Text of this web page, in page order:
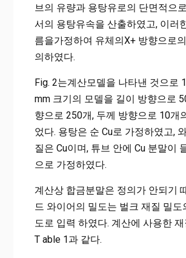
브의 유량과 용탕유로의 단면적으
서의 용탕유속을 산출하였고, 이러
름을가정하여 유체의X+ 방향으로
의하였다.
Fig. 2는계산모델을 나타낸 것으로
mm 크기의 모델을 길이 방향으로
향으로 250개, 두께 방향으로 10개
었다. 용탕은 순 Cu로 가정하였고,
질은 Cu이며, 튜브 안에 Cu 분말이
으로 가정하였다.
계산상 합금분말은 정의가 안되기
드 와이어의 밀도는 벌크 재질 밀도
도로 입력 하였다. 계산에 사용한
T able 1과 같다.